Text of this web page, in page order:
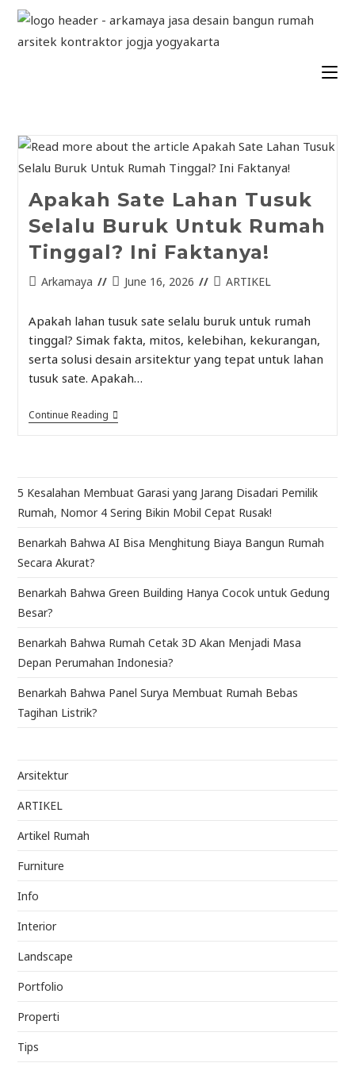
Apakah Sate Lahan Tusuk
Selalu Buruk Untuk Rumah
Tinggal? Ini Faktanya!
Arkamaya June 16, 2026 ARTIKEL
Apakah lahan tusuk sate selalu buruk untuk rumah
tinggal? Simak fakta, mitos, kelebihan, kekurangan,
serta solusi desain arsitektur yang tepat untuk lahan
tusuk sate. Apakah…
Continue Reading
5 Kesalahan Membuat Garasi yang Jarang Disadari Pemilik
Rumah, Nomor 4 Sering Bikin Mobil Cepat Rusak!
Benarkah Bahwa AI Bisa Menghitung Biaya Bangun Rumah
Secara Akurat?
Benarkah Bahwa Green Building Hanya Cocok untuk Gedung
Besar?
Benarkah Bahwa Rumah Cetak 3D Akan Menjadi Masa
Depan Perumahan Indonesia?
Benarkah Bahwa Panel Surya Membuat Rumah Bebas
Tagihan Listrik?
Arsitektur
ARTIKEL
Artikel Rumah
Furniture
Info
Interior
Landscape
Portfolio
Properti
Tips